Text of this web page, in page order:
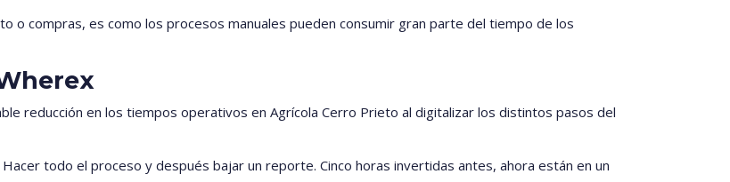
o compras, es como los procesos manuales pueden consumir gran parte del tiempo de los
reducción en los tiempos operativos en Agrícola Cerro Prieto al digitalizar los distintos pasos del
todo el proceso y después bajar un reporte. Cinco horas invertidas antes, ahora están en un